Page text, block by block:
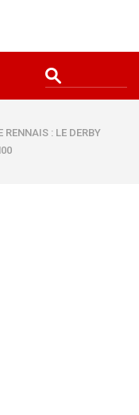
RENNAIS : LE DERBY